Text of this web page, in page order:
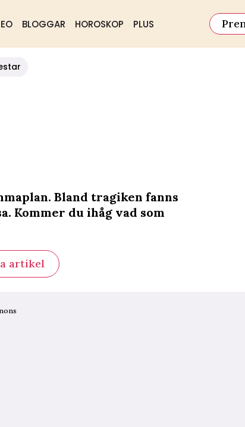
BLOGGAR HOROSKOP PLUS
Bland tragiken fanns
Kommer du ihåg vad som
artikel